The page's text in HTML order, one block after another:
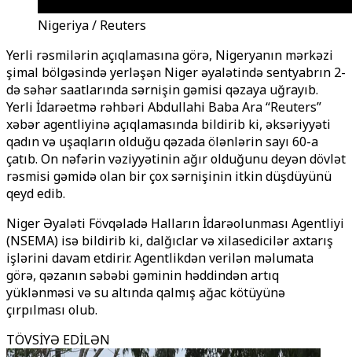
Nigeriya / Reuters
Yerli rəsmilərin açıqlamasına görə, Nigeryanın mərkəzi
şimal bölgəsində yerləşən Nigerəyalətində sentyabrın 2-
də səhər saatlarında sərnişin gəmisi qəzaya uğrayıb.
Yerli İdarəetmə rəhbəri Abdullahi Baba Ara “Reuters”
xəbər agentliyinə açıqlamasında bildirib ki, əksəriyyəti
qadın və uşaqların olduğu qəzada ölənlərin sayı 60-a
çatıb. On nəfərin vəziyyətinin ağır olduğunu deyən dövlət
rəsmisi gəmidə olan bir çox sərnişinin itkin düşdüyünü
qeyd edib.
Niger Əyaləti Fövqəladə Halların İdarəolunması Agentliyi
(NSEMA) isə bildirib ki, dalğıclar və xilasedicilər axtarış
işlərini davam etdirir. Agentlikdən verilən məlumata
görə, qəzanın səbəbi gəminin həddindən artıq
yüklənməsi və su altında qalmış ağac kötüyünə
çırpılması olub.
TÖVSİYƏ EDİLƏN